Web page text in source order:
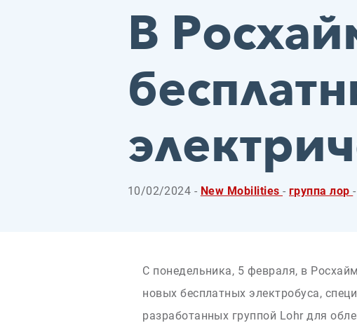
В
10/02/2024 - New Mobilities-группа лор-
С понедельника, 5 февраля, в
новых бесплатных электробуса,
разработанных группой Lohr для